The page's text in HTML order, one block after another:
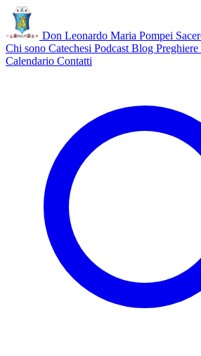
Don Leonardo Maria Pompei
Chi sono Catechesi Podcast Blog Preghiere
Calendario Contatti